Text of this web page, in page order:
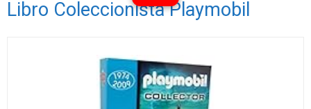
Libro Coleccionista Playmobil